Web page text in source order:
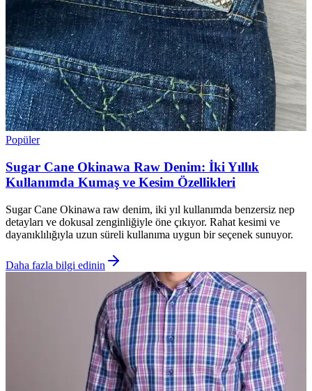
Popüler
Sugar Cane Okinawa Raw Denim: İki Yıllık
Kullanımda Kumaş ve Kesim Özellikleri
Sugar Cane Okinawa raw denim, iki yıl kullanımda benzersiz nep
detayları ve dokusal zenginliğiyle öne çıkıyor. Rahat kesimi ve
dayanıklılığıyla uzun süreli kullanıma uygun bir seçenek sunuyor.
Daha fazla bilgi edinin